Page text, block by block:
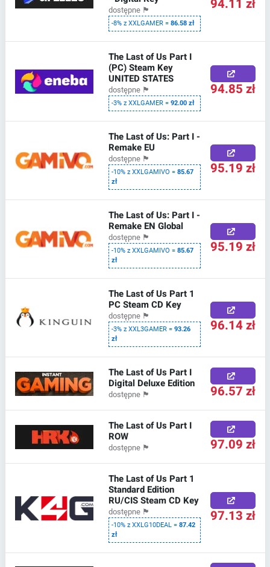
dostępne 🏴
-8% z XXLGAMER =86.58 zł
94.11 zł
The Last of Us Part I
(PC) Steam Key
UNITED STATES
dostępne 🏴
-3% z XXLGAMER =92.00 zł
94.85 zł
The Last of Us: Part I -
Remake EU
dostępne 🏴
-10% z XXLGAMIVO =85.67
zł
95.19 zł
The Last of Us: Part I -
Remake EN Global
dostępne 🏴
-10% z XXLGAMIVO =85.67
zł
95.19 zł
The Last of Us Part 1
PC Steam CD Key
dostępne 🏴
-3% z XXL3GAMER =93.26
zł
96.14 zł
The Last of Us Part I
Digital Deluxe Edition
dostępne 🏴 96.57 zł
The Last of Us Part I
ROW
dostępne 🏴 97.09 zł
The Last of Us Part 1
Standard Edition
RU/CIS Steam CD Key
dostępne 🏴
-10% z XXLG10DEAL =87.42
zł
97.13 zł